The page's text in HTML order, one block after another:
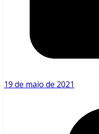
19 de maio de 2021